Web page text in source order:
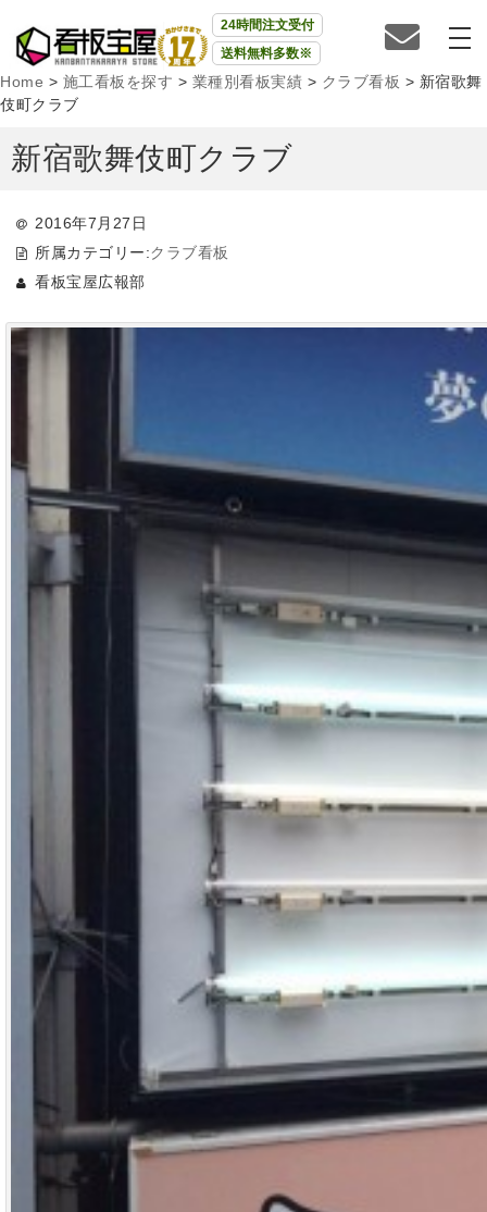
24時間注文受付
送料無料多数※
Home > 施工看板を探す > 業種別看板実績 > クラブ看板 > 新宿歌舞
伎町クラブ
新宿歌舞伎町クラブ
2016年7月27日
所属カテゴリー:クラブ看板
看板宝屋広報部